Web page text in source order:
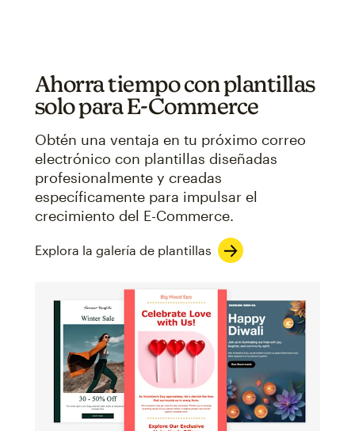
Ahorra tiempo con plantillas
solo para E-Commerce
Obtén una ventaja en tu próximo correo
electrónico con plantillas diseñadas
profesionalmente y creadas
específicamente para impulsar el
crecimiento del E-Commerce.
Explora la galería de plantillas